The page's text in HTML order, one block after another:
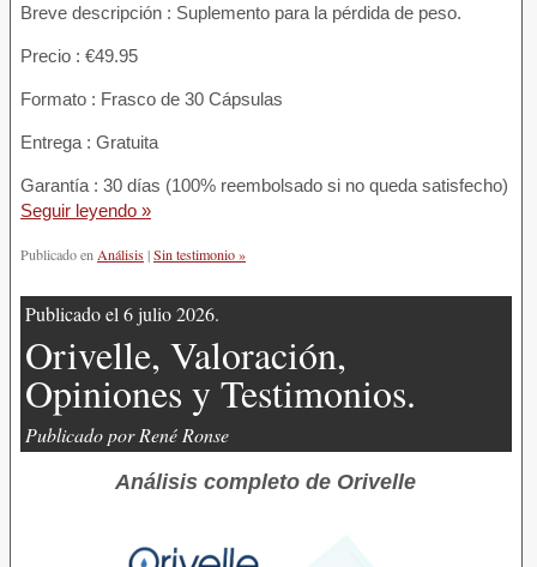
Breve descripción : Suplemento para la pérdida de peso.
Precio : €49.95
Formato : Frasco de 30 Cápsulas
Entrega : Gratuita
Garantía : 30 días (100% reembolsado si no queda satisfecho)
Seguir leyendo »
Publicado en Análisis|Sin testimonio »
Publicado el 6 julio 2026.
Orivelle, Valoración,
Opiniones y Testimonios.
Publicado por René Ronse
Análisis completo de Orivelle